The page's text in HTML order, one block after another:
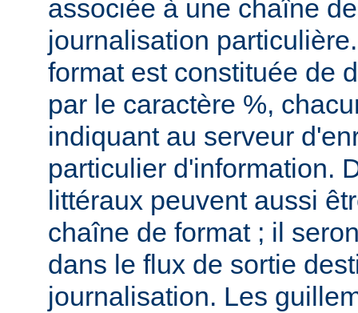
associée à une chaîne
journalisation
format est constituée de
par le caractère %,
indiquant au serveur
particulier d'information.
littéraux peuvent aussi
chaîne de format ; il
dans le flux de sortie
journalisation. Les